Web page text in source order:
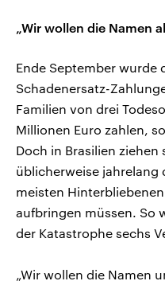
„Wir wollen die Namen
Ende September wurde
Schadenersatz-
Familien von drei
Millionen Euro zahlen,
Doch in Brasilien ziehen
üblicherweise jahrelang
meisten
aufbringen müssen. So
der Katastrophe sechs
„Wir wollen die Namen